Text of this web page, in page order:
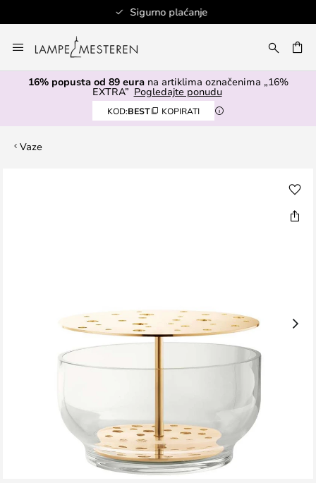
Sigurno plaćanje
to
Content
16% popusta od 89 eurana artiklima označenima „16%
EXTRA” Pogledajte ponudu
KOD:BEST KOPIRATI
Vaze